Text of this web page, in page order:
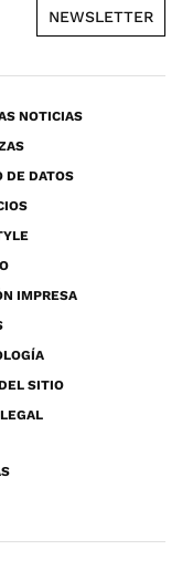
NEWSLETTER
NOTICIAS
DE DATOS
IMPRESA
SITIO